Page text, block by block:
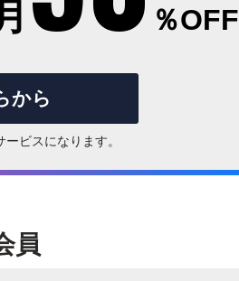
％OFF
から
ビスになります。
員